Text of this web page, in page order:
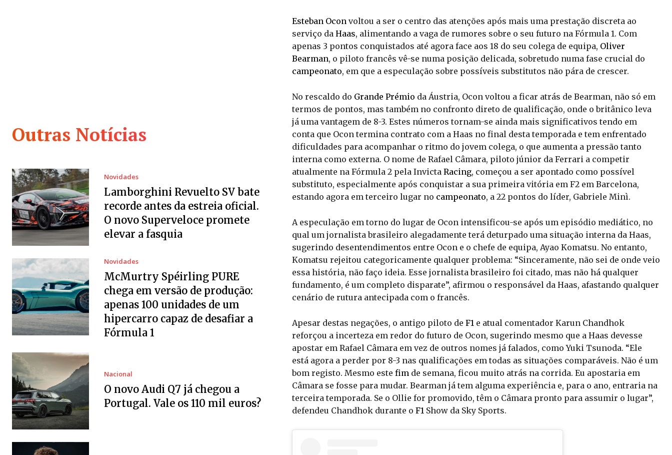
Outras Notícias
Novidades
Lamborghini Revuelto SV bate
recorde antes da estreia oficial.
O novo Superveloce promete
elevar a fasquia
Novidades
McMurtry Spéirling PURE
chega em versão de produção:
apenas 100 unidades de um
hipercarro capaz de desafiar a
Fórmula 1
Nacional
O novo Audi Q7 já chegou a
Portugal. Vale os 110 mil euros?
Esteban Ocon voltou a ser o centro das atenções após mais uma prestação discreta ao
serviço da Haas, alimentando a vaga de rumores sobre o seu futuro na Fórmula 1. Com
apenas 3 pontos conquistados até agora face aos 18 do seu colega de equipa, Oliver
Bearman, o piloto francês vê-se numa posição delicada, sobretudo numa fase crucial do
campeonato, em que a especulação sobre possíveis substitutos não pára de crescer.
No rescaldo do Grande Prémio da Áustria, Ocon voltou a ficar atrás de Bearman, não só em
termos de pontos, mas também no confronto direto de qualificação, onde o britânico leva
já uma vantagem de 8-3. Estes números tornam-se ainda mais significativos tendo em
conta que Ocon termina contrato com a Haas no final desta temporada e tem enfrentado
dificuldades para acompanhar o ritmo do jovem colega, o que aumenta a pressão tanto
interna como externa. O nome de Rafael Câmara, piloto júnior da Ferrari a competir
atualmente na Fórmula 2 pela Invicta Racing, começou a ser apontado como possível
substituto, especialmente após conquistar a sua primeira vitória em F2 em Barcelona,
estando agora em terceiro lugar no campeonato, a 22 pontos do líder, Gabriele Minì.
A especulação em torno do lugar de Ocon intensificou-se após um episódio mediático, no
qual um jornalista brasileiro alegadamente terá deturpado uma situação interna da Haas,
sugerindo desentendimentos entre Ocon e o chefe de equipa, Ayao Komatsu. No entanto,
Komatsu rejeitou categoricamente qualquer problema: “Sinceramente, não sei de onde veio
essa história, não faço ideia. Esse jornalista brasileiro foi citado, mas não há qualquer
fundamento, é um completo disparate”, afirmou o responsável da Haas, afastando qualquer
cenário de rutura antecipada com o francês.
Apesar destas negações, o antigo piloto de F1 e atual comentador Karun Chandhok
reforçou a incerteza em redor do futuro de Ocon, sugerindo mesmo que a Haas devesse
apostar em Rafael Câmara em vez de outros nomes já falados, como Yuki Tsunoda. “Ele
está agora a perder por 8-3 nas qualificações em todas as situações comparáveis. Não é um
bom registo. Mesmo este fim de semana, ficou muito atrás na corrida. Eu apostaria em
Câmara se fosse para mudar. Bearman já tem alguma experiência e, para o ano, entraria na
terceira temporada. Se o Ollie for promovido, têm o Câmara pronto para assumir o lugar”,
defendeu Chandhok durante o F1 Show da Sky Sports.